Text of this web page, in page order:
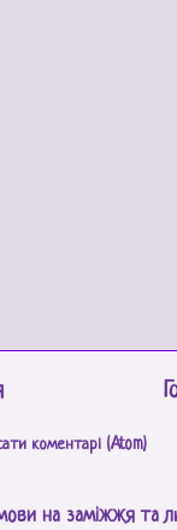
коментарі (Atom)
на заміжжя та